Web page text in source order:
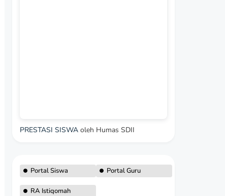
PRESTASI SISWAoleh Humas SDII
Portal Siswa Portal Guru
RA Istiqomah